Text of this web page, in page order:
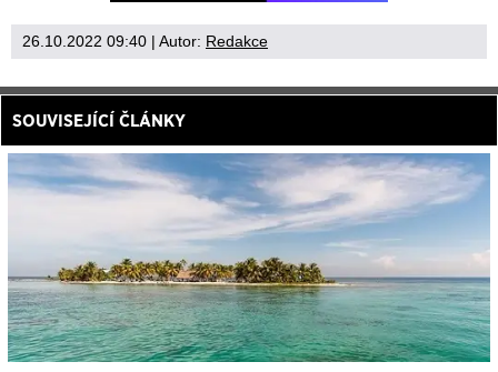
26.10.2022 09:40 | Autor: Redakce
SOUVISEJÍCÍ ČLÁNKY